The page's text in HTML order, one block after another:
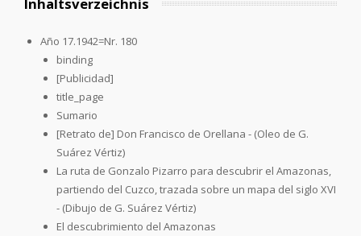
Año 17.1942=Nr. 180
binding
[Publicidad]
title_page
Sumario
[Retrato de] Don Francisco de Orellana - (Oleo de G.
Suárez Vértiz)
La ruta de Gonzalo Pizarro para descubrir el Amazonas,
partiendo del Cuzco, trazada sobre un mapa del siglo XVI
- (Dibujo de G. Suárez Vértiz)
El descubrimiento del Amazonas